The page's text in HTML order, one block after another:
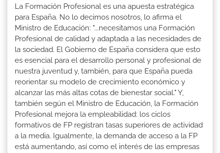
La Formación Profesional es una apuesta estratégica
para España. No lo decimos nosotros, lo afirma el
Ministro de Educación: "...necesitamos una Formación
Profesional de calidad y adaptada a las necesidades de
la sociedad. El Gobierno de España considera que esto
es esencial para el desarrollo personal y profesional de
nuestra juventud y, también, para que España pueda
reorientar su modelo de crecimiento económico y
alcanzar las más altas cotas de bienestar social." Y,
también según el Ministro de Educación, la Formación
Profesional mejora la empleabilidad: los ciclos
formativos de FP registran tasas superiores de actividad
a la media. Igualmente, la demanda de acceso a la FP
está aumentando, así como el interés de las empresas